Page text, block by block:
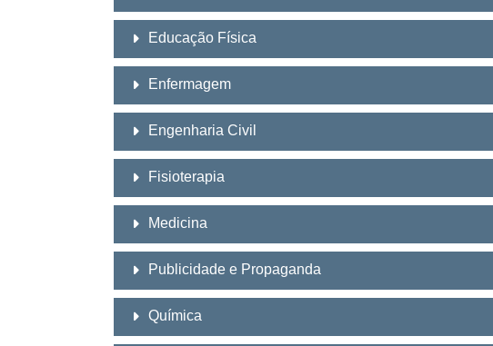
Educação Física
Enfermagem
Engenharia Civil
Fisioterapia
Medicina
Publicidade e Propaganda
Química